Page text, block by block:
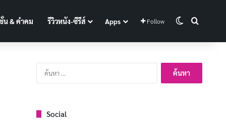
น & คำคม รีวิวหนัง-ซีรีส์ Apps Follow Switch skin
ค้นหา
สำหรับ:
Social